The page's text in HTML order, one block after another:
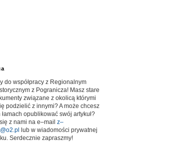
do współpracy z Regionalnym
z Pogranicza! Masz stare
związane z okolicą którymi
podzielić z innymi? A może chcesz
opublikować swój artykuł?
z nami na e–mail z–
lub w wiadomości prywatnej
Serdecznie zapraszmy!